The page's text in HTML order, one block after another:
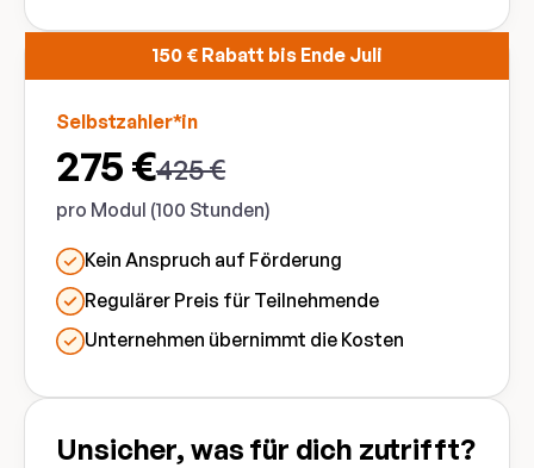
150 € Rabatt bis Ende Juli
Selbstzahler*in
275 €425 €
pro Modul (100 Stunden)
Kein Anspruch auf Förderung
Regulärer Preis für Teilnehmende
Unternehmen übernimmt die Kosten
Unsicher, was für dich zutrifft?